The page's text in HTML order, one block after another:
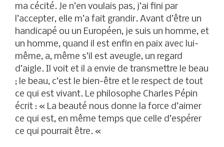
ma cécité. Je n’en voulais pas, j’ai fini par
l’accepter, elle m’a fait grandir. Avant d’être un
handicapé ou un Européen, je suis un homme, et
un homme, quand il est enfin en paix avec lui-
même, a, même s’il est aveugle, un regard
d’aigle. Il voit et il a envie de transmettre le beau
; le beau, c’est le bien-être et le respect de tout
ce qui est vivant. Le philosophe Charles Pépin
écrit : « La beauté nous donne la force d’aimer
ce qui est, en même temps que celle d’espérer
ce qui pourrait être. «